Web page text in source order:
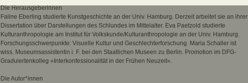
Die Herausgeberinnen
Faline Eberling studierte Kunstgeschichte an der Univ. Hamburg. Derzeit arbeitet sie an ihrer
Dissertation über Darstellungen des Schlundes im Mittelalter. Eva Paetzold studierte
Kulturanthropologie am Institut für Volkskunde/Kulturanthropologie an der Univ. Hamburg.
Forschungsschwerpunkte: Visuelle Kultur und Geschlechterforschung. Maria Schaller ist
wiss. Museumsassistentin i. F. bei den Staatlichen Museen zu Berlin. Promotion im DFG­
Graduiertenkolleg »Interkonfessionalität in der Frühen Neuzeit«.
Die Autor*innen